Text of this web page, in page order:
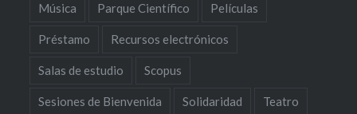
Música Parque Científico Películas
Préstamo Recursos electrónicos
Salas de estudio Scopus
Sesiones de Bienvenida Solidaridad Teatro